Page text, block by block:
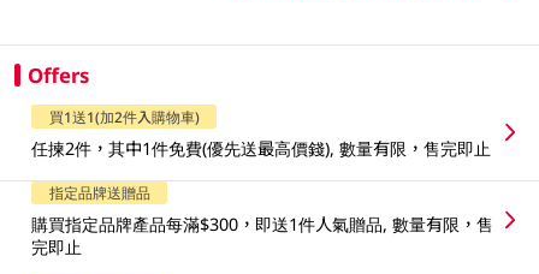
Offers
買1送1(加2件入購物車)
任揀2件，其中1件免費(優先送最高價錢), 數量有限，售完即止
指定品牌送贈品
購買指定品牌產品每滿$300，即送1件人氣贈品, 數量有限，售
完即止